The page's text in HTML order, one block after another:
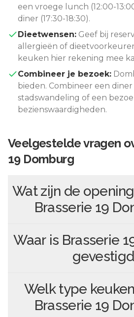
een vroege lunch (12:00-
diner (17:30-18:30).
Dieetwensen: Geef bij
allergieën of
keuken hier rekening mee
Combineer je bezoek:
bieden. Combineer een
stadswandeling of een
bezienswaardigheden.
Veelgestelde vragen
19 Domburg
Wat zijn de
Brasserie 19
Waar is Brasserie
Welk type
Brasserie 19